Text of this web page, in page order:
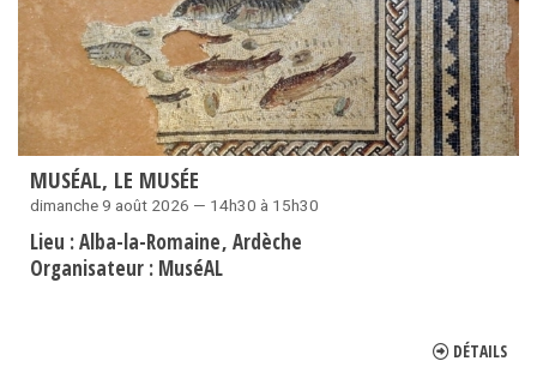
MUSÉAL, LE MUSÉE
dimanche 9 août 2026 — 14h30 à 15h30
Lieu :Alba-la-Romaine Ardèche
Organisateur : MuséAL
DÉTAILS